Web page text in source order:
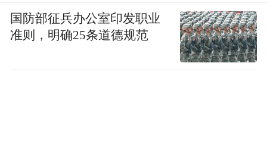
国防部征兵办公室印发职业
准则，明确25条道德规范